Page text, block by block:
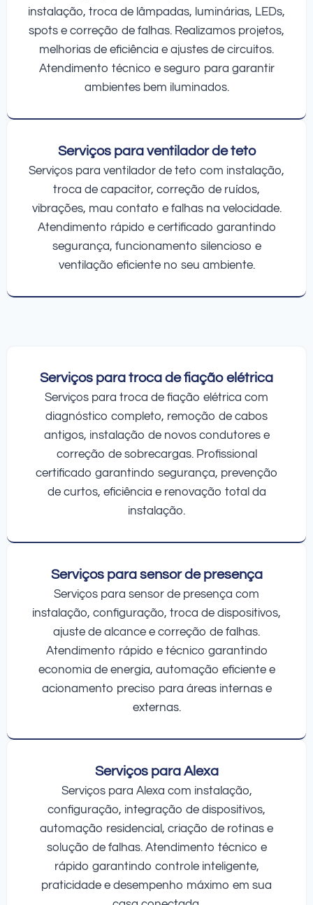
instalação, troca de lâmpadas, luminárias, LEDs,
spots e correção de falhas. Realizamos projetos,
melhorias de eficiência e ajustes de circuitos.
Atendimento técnico e seguro para garantir
ambientes bem iluminados.
Serviços para ventilador de teto
Serviços para ventilador de teto com instalação,
troca de capacitor, correção de ruídos,
vibrações, mau contato e falhas na velocidade.
Atendimento rápido e certificado garantindo
segurança, funcionamento silencioso e
ventilação eficiente no seu ambiente.
Serviços para troca de fiação elétrica
Serviços para troca de fiação elétrica com
diagnóstico completo, remoção de cabos
antigos, instalação de novos condutores e
correção de sobrecargas. Profissional
certificado garantindo segurança, prevenção
de curtos, eficiência e renovação total da
instalação.
Serviços para sensor de presença
Serviços para sensor de presença com
instalação, configuração, troca de dispositivos,
ajuste de alcance e correção de falhas.
Atendimento rápido e técnico garantindo
economia de energia, automação eficiente e
acionamento preciso para áreas internas e
externas.
Serviços para Alexa
Serviços para Alexa com instalação,
configuração, integração de dispositivos,
automação residencial, criação de rotinas e
solução de falhas. Atendimento técnico e
rápido garantindo controle inteligente,
praticidade e desempenho máximo em sua